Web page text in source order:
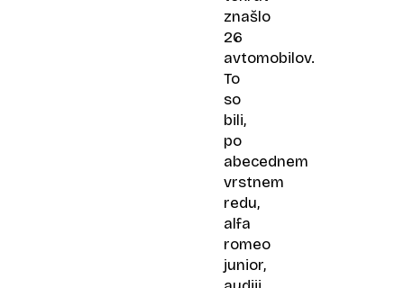
znašlo
26
avtomobilov.
To
so
bili,
po
abecednem
vrstnem
redu,
alfa
romeo
junior,